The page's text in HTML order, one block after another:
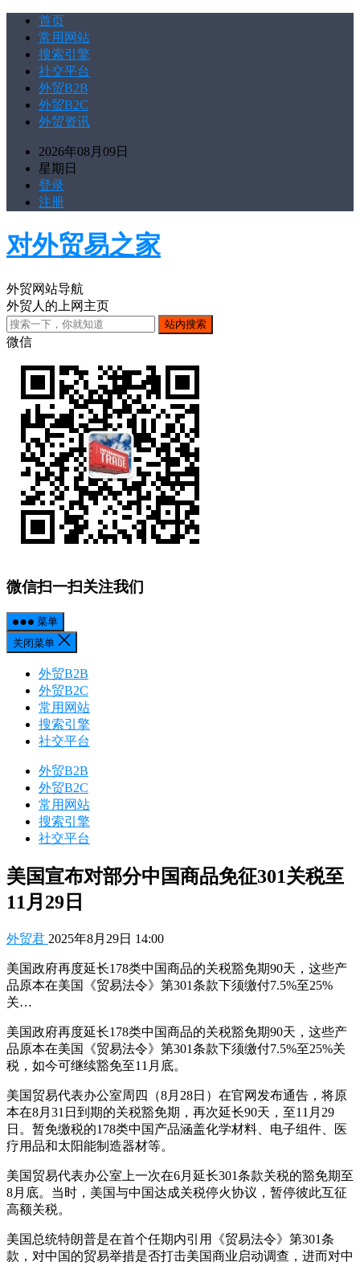
首页
常用网站
搜索引擎
社交平台
外贸B2B
外贸B2C
外贸资讯
2026年08月09日
星期日
登录
注册
对外贸易之家
外贸网站导航
外贸人的上网主页
微信
微信扫一扫关注我们
菜单
关闭菜单
外贸B2B
外贸B2C
常用网站
搜索引擎
社交平台
外贸B2B
外贸B2C
常用网站
搜索引擎
社交平台
美国宣布对部分中国商品免征301关税至
11月29日
外贸君 2025年8月29日 14:00
美国政府再度延长178类中国商品的关税豁免期90天，这些产
品原本在美国《贸易法令》第301条款下须缴付7.5%至25%
关…
美国政府再度延长178类中国商品的关税豁免期90天，这些产
品原本在美国《贸易法令》第301条款下须缴付7.5%至25%关
税，如今可继续豁免至11月底。
美国贸易代表办公室周四（8月28日）在官网发布通告，将原
本在8月31日到期的关税豁免期，再次延长90天，至11月29
日。暂免缴税的178类中国产品涵盖化学材料、电子组件、医
疗用品和太阳能制造器材等。
美国贸易代表办公室上一次在6月延长301条款关税的豁免期至
8月底。当时，美国与中国达成关税停火协议，暂停彼此互征
高额关税。
美国总统特朗普是在首个任期内引用《贸易法令》第301条
款，对中国的贸易举措是否打击美国商业启动调查，进而对中